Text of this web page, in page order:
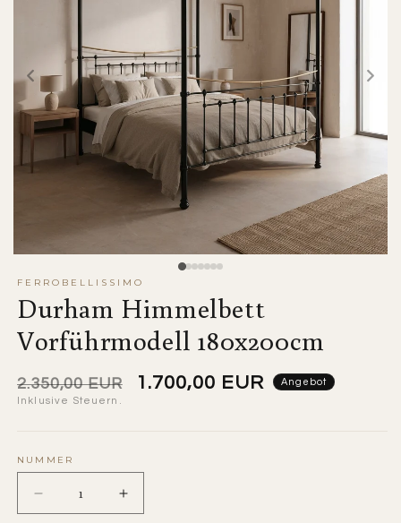
FERROBELLISSIMO
Durham Himmelbett
Vorführmodell 180x200cm
Normaler
Preis
2.350,00 EUR Angebotspreis
1.700,00 EUR
Angebot
Inklusive Steuern.
NUMMER
Nummernabnahme
Menge